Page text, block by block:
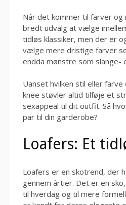
Når det kommer til farver
bredt udvalg at vælge
tidløs klassiker, men der er
vælge mere dristige farver
endda mønstre som slange-
Uanset hvilken stil eller
knee støvler altid tilføje et
sexappeal til dit outfit. Så
par til din garderobe?
Loafers: Et
Loafers er en skotrend, der
gennem årtier. Det er en
til hverdag og til mere